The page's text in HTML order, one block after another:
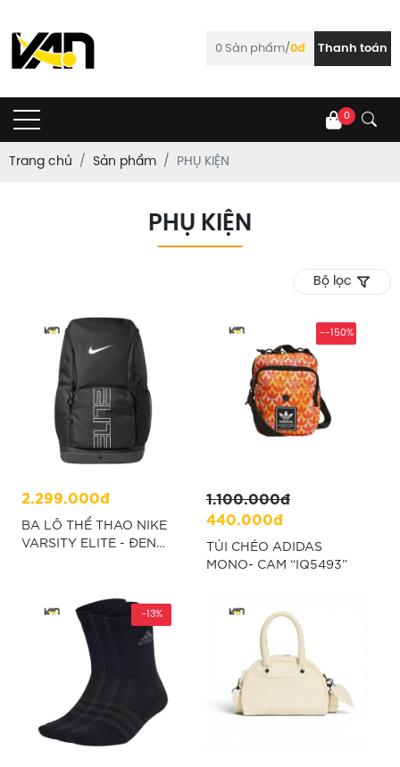
0 Sản phẩm/0đ Thanh toán
0
Trang chủ Sản phẩm PHỤ KIỆN
PHỤ KIỆN
Bộ lọc
2.299.000đ
BA LÔ THỂ THAO NIKE
VARSITY ELITE - ĐEN
1.100.000đ
440.000đ
--150%
TÚI CHÉO ADIDAS
MONO- CAM “IQ5493”
-13%